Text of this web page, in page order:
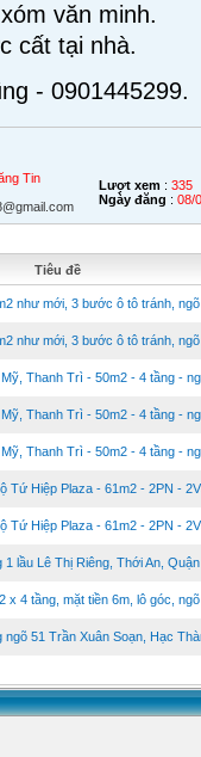
văn minh.
cất tại nhà.
- 0901445299.
Tin
Lượt xem : 335
Ngày đăng : 08/
Tiêu đề
như mới, 3 bước ô tô tránh, ngõ
như mới, 3 bước ô tô tránh, ngõ
Thanh Trì - 50m2 - 4 tầng -
Thanh Trì - 50m2 - 4 tầng -
Thanh Trì - 50m2 - 4 tầng -
Tứ Hiệp Plaza - 61m2 - 2PN -
Tứ Hiệp Plaza - 61m2 - 2PN -
lầu Lê Thị Riêng, Thới An, Quận
x 4 tầng, mặt tiền 6m, lô góc, ngõ
51 Trần Xuân Soạn, Hạc